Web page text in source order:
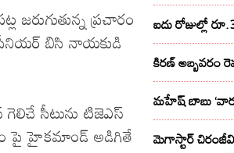
ప్రచారం
బిసి నాయకుడి
సీటును టిజెఎస్
పై హైకమాండ్ అడిగితే
ఐదు రోజుల్లో
కిరణ్ అబ్బవరం
మహేష్ బాబు
మెగాస్టార్ చిరంజీవి